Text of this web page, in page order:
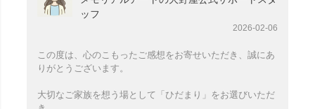
ッフ
2026-02-06
この度は、心のこもったご感想をお寄せいただき、誠にあ
りがとうございます。
大切なご家族を想う場として「ひだまり」をお選びいただ